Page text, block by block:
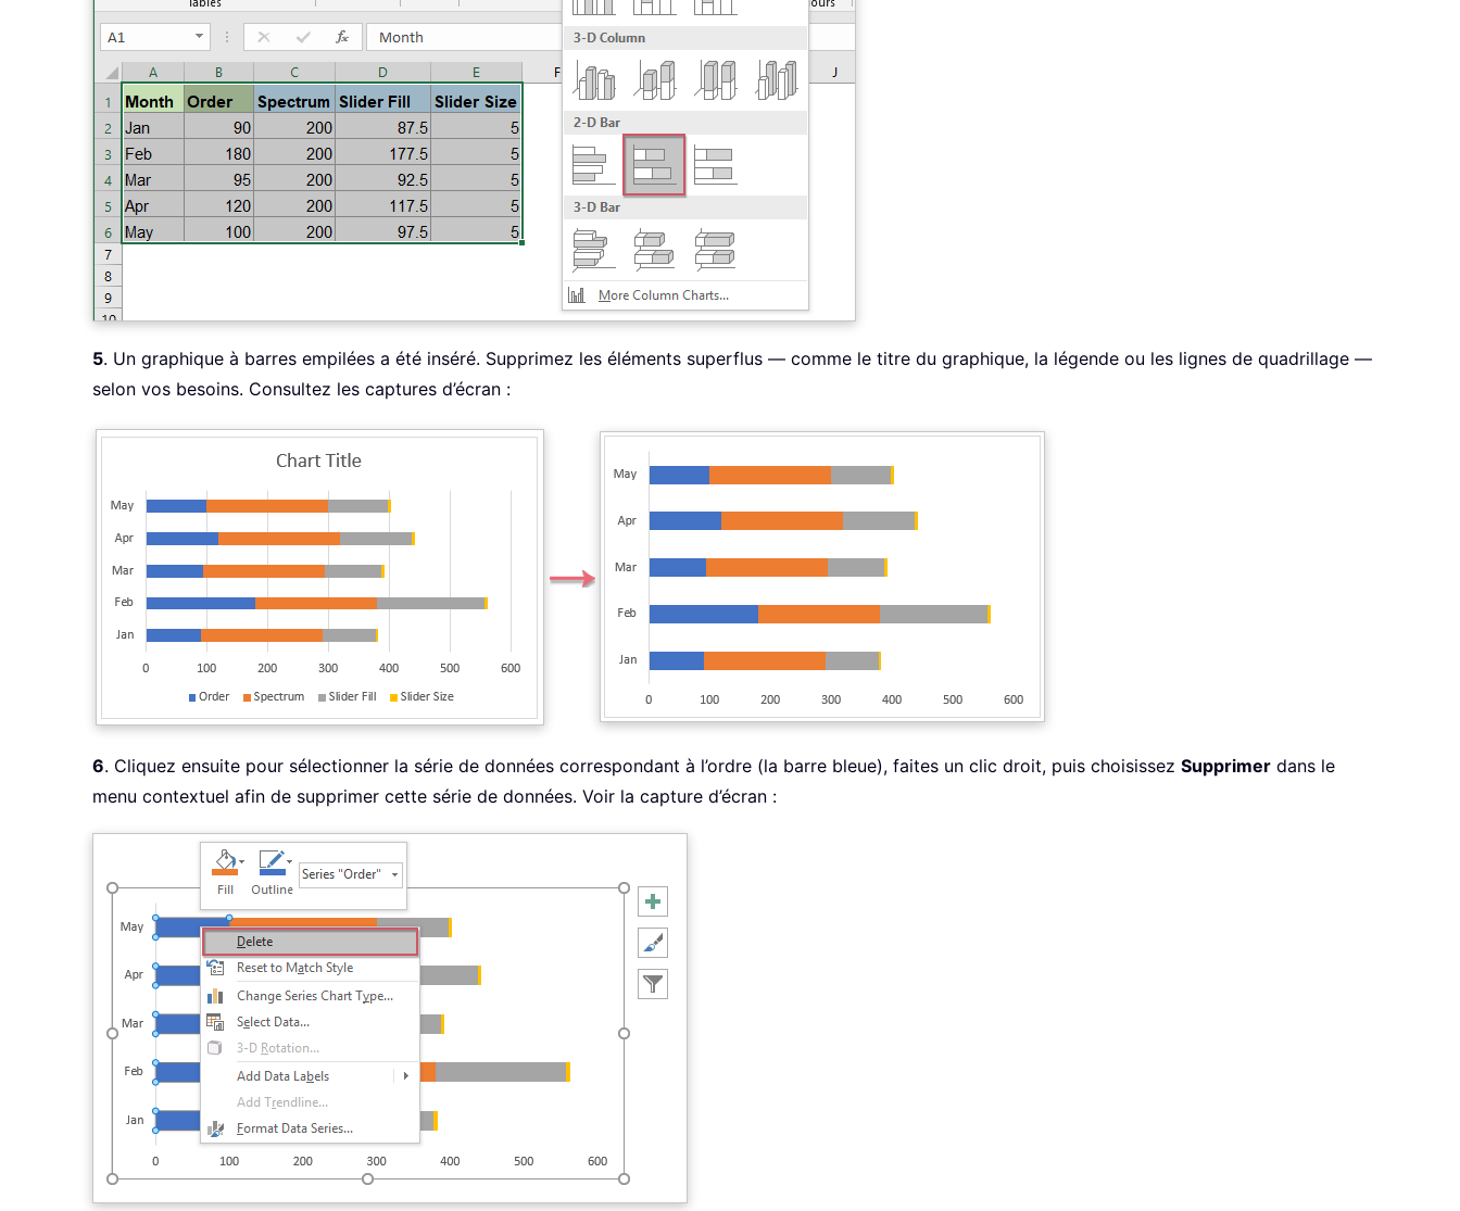
5. Un graphique à barres empilées a été inséré. Supprimez les éléments superflus — comme le titre du graphique, la légende ou les lignes de quadrillage —
selon vos besoins. Consultez les captures d’écran :
6. Cliquez ensuite pour sélectionner la série de données correspondant à l’ordre (la barre bleue), faites un clic droit, puis choisissez Supprimer dans le
menu contextuel afin de supprimer cette série de données. Voir la capture d’écran :